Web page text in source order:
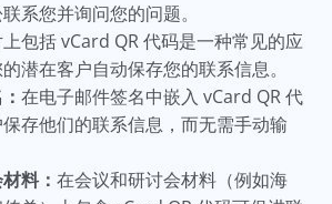
系您并询问您的问题。
包括 vCard QR 代码是一种常见的应
潜在客户自动保存您的联系信息。
在电子邮件签名中嵌入 vCard QR 代
存他们的联系信息，而无需手动输
料： 在会议和研讨会材料（例如海